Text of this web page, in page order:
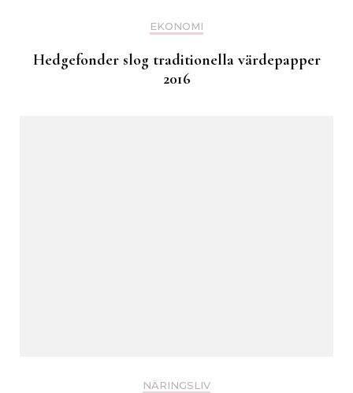
EKONOMI
Hedgefonder slog traditionella värdepapper
2016
NÄRINGSLIV